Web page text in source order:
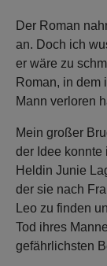
Der Roman
an. Doch ich
er wäre zu
Roman, in dem
Mann verloren
Mein großer
der Idee konnte
Heldin Junie
der sie nach
Leo zu finden
Tod ihres
gefährlichsten